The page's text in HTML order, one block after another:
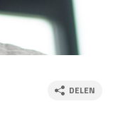
23 - 25 okt
06 - 08 nov
DELEN